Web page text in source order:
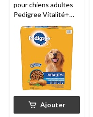
pour chiens adultes
Pedigree Vitalité+
original poulet rôti et
légumes, 14 kg
Ajouter